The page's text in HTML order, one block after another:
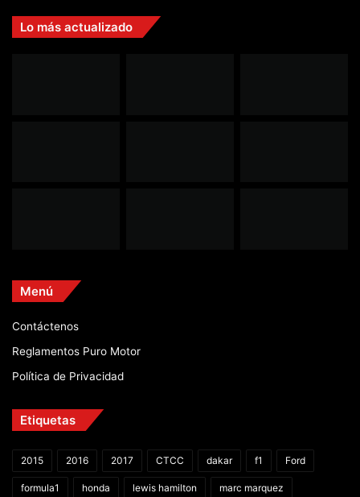
Lo más actualizado
Menú
Contáctenos
Reglamentos Puro Motor
Política de Privacidad
Etiquetas
2015 2016 2017 CTCC dakar f1 Ford
formula1 honda lewis hamilton marc marquez